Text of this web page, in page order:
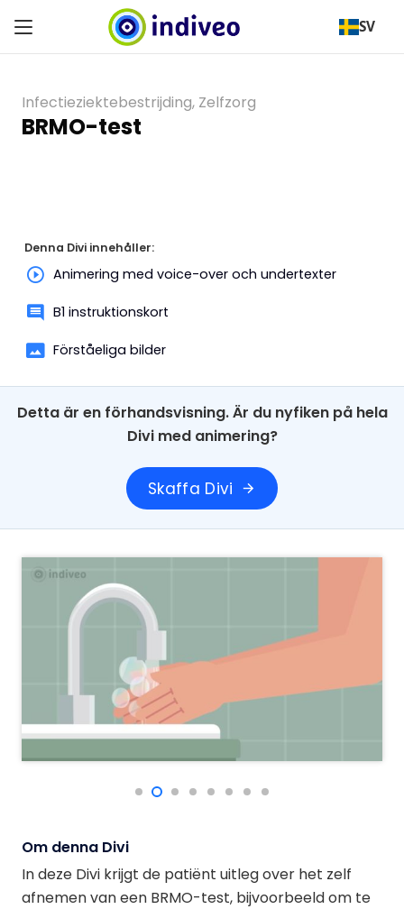
SV
Infectieziektebestrijding, Zelfzorg
BRMO-test
Denna Divi innehåller:
Animering med voice-over och undertexter
B1 instruktionskort
Förståeliga bilder
Detta är en förhandsvisning. Är du nyfiken på hela
Divi med animering?
Skaffa Divi arrow_forward
Om denna Divi
In deze Divi krijgt de patiënt uitleg over het zelf
afnemen van een BRMO-test, bijvoorbeeld om te